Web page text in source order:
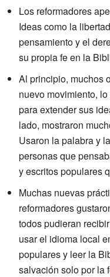
Los reformadores
Ideas como la
pensamiento y el
su propia fe en la
Al principio, muchos
nuevo movimiento,
para extender sus
lado, mostraron
Usaron la palabra y
personas que
y escritos populares
Muchas nuevas
reformadores
todos pudieran
usar el idioma local
populares y leer la
salvación solo por la